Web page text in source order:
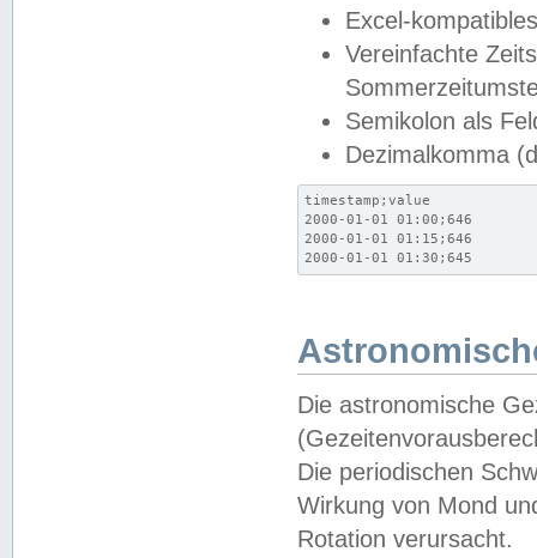
Excel-
Vereinfachte
Semikolon als
Dezimalkomma
timestamp;value
2000-01-01 01:00;646
2000-01-01 01:15;646
2000-01-01 01:30;645
Die astronomische
Die periodischen
Wirkung von Mond
Rotation verursacht.